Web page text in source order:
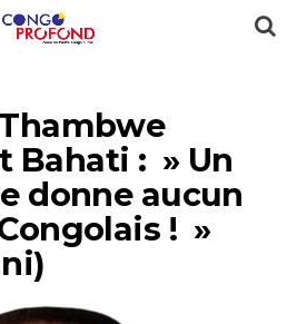
Bahati : » Un
donne aucun
! »